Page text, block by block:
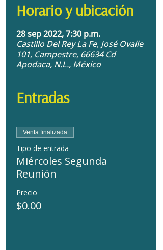
Horario y ubicación
28 sep 2022, 7:30 p.m.
Castillo Del Rey La Fe, José Ovalle
101, Campestre, 66634 Cd
Apodaca, N.L., México
Entradas
Venta finalizada
Tipo de entrada
Miércoles Segunda
Reunión
Precio
$0.00